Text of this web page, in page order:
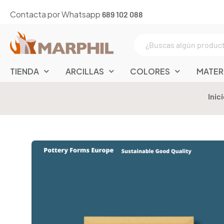
Contacta por Whatsapp 689 102 088
TIENDA ARCILLAS COLORES